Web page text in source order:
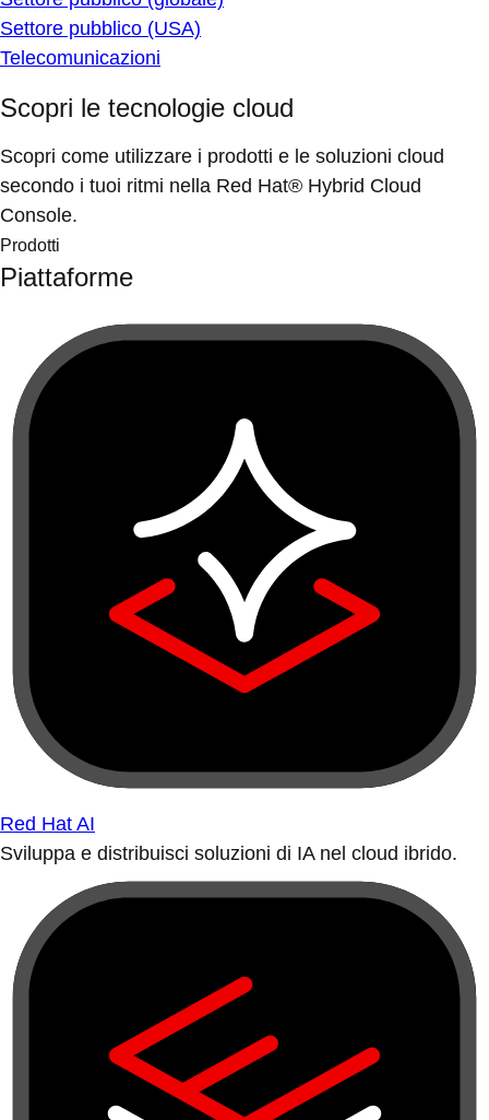
Settore pubblico (USA)
Telecomunicazioni
Scopri le tecnologie cloud
Scopri come utilizzare i prodotti e le soluzioni cloud
secondo i tuoi ritmi nella Red Hat® Hybrid Cloud
Console.
Prodotti
Piattaforme
Red Hat AI
Sviluppa e distribuisci soluzioni di IA nel cloud ibrido.